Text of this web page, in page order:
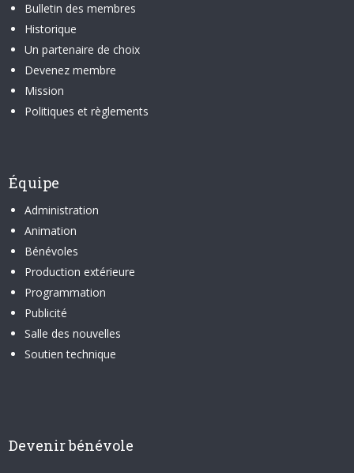
Bulletin des membres
Historique
Un partenaire de choix
Devenez membre
Mission
Politiques et règlements
Équipe
Administration
Animation
Bénévoles
Production extérieure
Programmation
Publicité
Salle des nouvelles
Soutien technique
Devenir bénévole